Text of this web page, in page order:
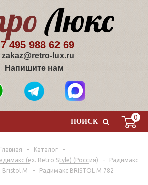
495 988 62 69
zakaz@retro-lux.ru
Напишите нам
0
ПОИСК
Главная - Каталог
-
(ex. Retro Style) (Россия)
-
Радимакс
Bristol M
- Радимакс BRISTOL M 782